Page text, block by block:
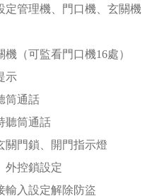
定管理機、門口機、玄關機
（可監看門口機16處）
示
筒通話
聽筒通話
關門鎖、開門指示燈
外控鎖設定
輸入設定解除防盜